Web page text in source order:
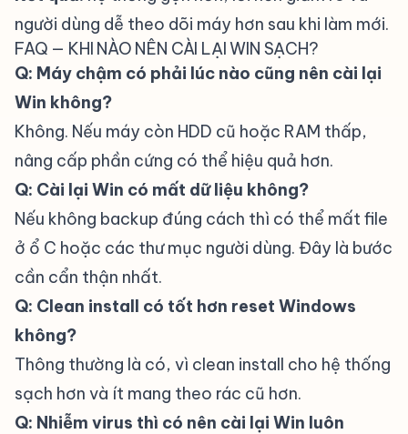
người dùng dễ theo dõi máy hơn sau khi làm mới.
FAQ — KHI NÀO NÊN CÀI LẠI WIN SẠCH?
Q: Máy chậm có phải lúc nào cũng nên cài lại
Win không?
Không. Nếu máy còn HDD cũ hoặc RAM thấp,
nâng cấp phần cứng có thể hiệu quả hơn.
Q: Cài lại Win có mất dữ liệu không?
Nếu không backup đúng cách thì có thể mất file
ở ổ C hoặc các thư mục người dùng. Đây là bước
cần cẩn thận nhất.
Q: Clean install có tốt hơn reset Windows
không?
Thông thường là có, vì clean install cho hệ thống
sạch hơn và ít mang theo rác cũ hơn.
Q: Nhiễm virus thì có nên cài lại Win luôn